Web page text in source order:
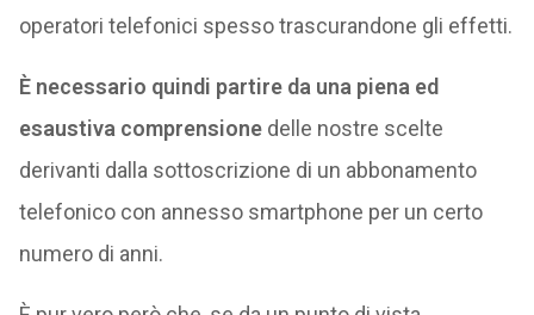
operatori telefonici spesso trascurandone gli effetti.
È necessario quindi partire da una piena ed
esaustiva comprensionedelle nostre scelte
derivanti dalla sottoscrizione di un abbonamento
telefonico con annesso smartphone per un certo
numero di anni.